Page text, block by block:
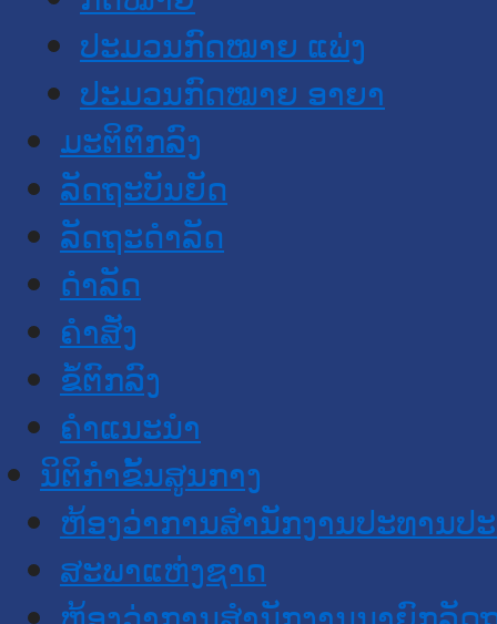
ປະມວນກົດໝາຍ ແພ່ງ
ປະມວນກົດໝາຍ ອາຍາ
ມະຕິຕົກລົງ
ລັດຖະບັນຍັດ
ລັດຖະດໍາລັດ
ດໍາລັດ
ຄໍາສັ່ງ
ຂໍ້ຕົກລົງ
ຄໍາແນະນໍາ
ນິຕິກໍາຂັ້ນສູນກາງ
ຫ້ອງວ່າການສໍານັກງານປະທານປ
ສະພາແຫ່ງຊາດ